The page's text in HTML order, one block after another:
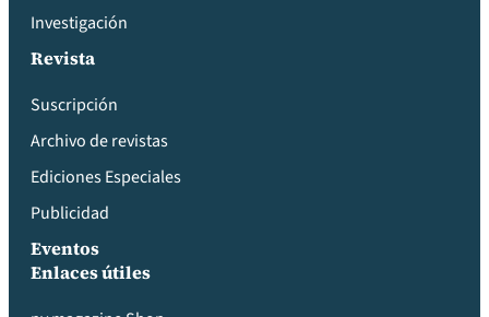
Investigación
Revista
Suscripción
Archivo de revistas
Ediciones Especiales
Publicidad
Eventos
Enlaces útiles